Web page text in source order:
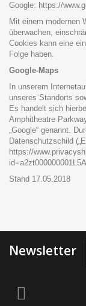
Google: https://
Mit einem modernen
überwachen,
Cookies kann eine
Folge haben.
Google-Maps
In unserem
unseres Standorts
Es handelt sich
Amphitheatre
„Google“ genannt.
Datenschutzschild
https://
Stand 17.05.2018
Newsletter